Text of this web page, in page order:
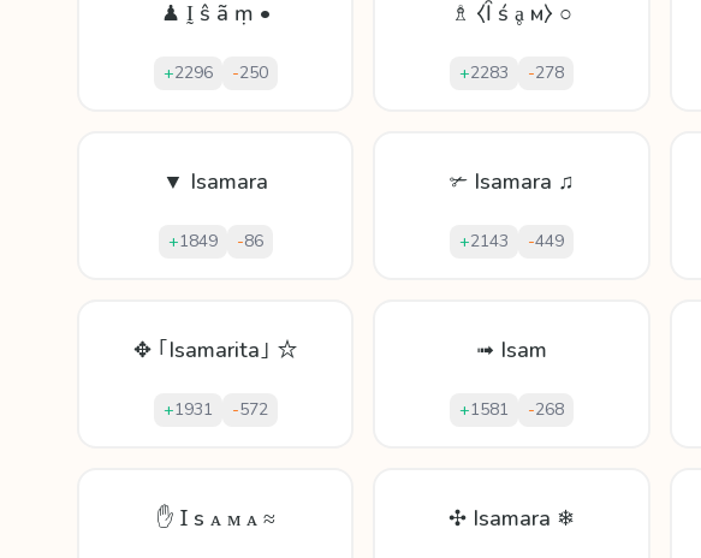
♟ Ḭ ŝ ã ṃ •
+2296 -250
♗ ⧼Ȋ ś ḁ м⧽ ○
+2283 -278
▼ Isamara
+1849 -86
✃ Isamara ♫
+2143 -449
✥ ｢Isamarita｣ ☆
+1931 -572
➟ Isam
+1581 -268
✋ Ɪ s ᴀ ᴍ ᴀ ≈ ✣ Isamara ❄